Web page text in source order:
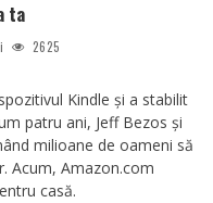
ta
2625
Kindle și a stabilit
patru ani, Jeff Bezos și
milioane de oameni să
Acum, Amazon.com
casă.